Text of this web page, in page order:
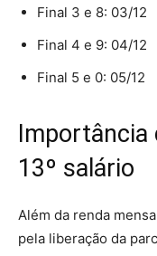
Final 3 e 8: 03/12
Final 4 e 9: 04/12
Final 5 e 0: 05/12
Importância
13º salário
Além da renda
pela liberação da